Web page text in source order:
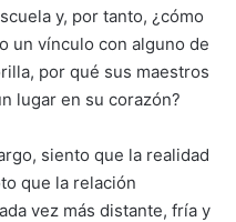
y, por tanto, ¿cómo
un vínculo con alguno de
por qué sus maestros
lugar en su corazón?
siento que la realidad
que la relación
vez más distante, fría y